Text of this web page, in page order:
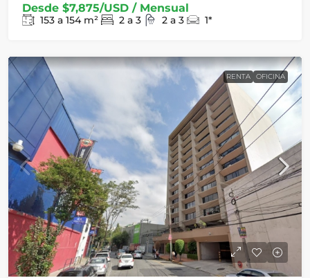
Desde $7,875/USD / Mensual
153 a 154 m² 2 a 3 2 a 3 1*
RENTA OFICINA